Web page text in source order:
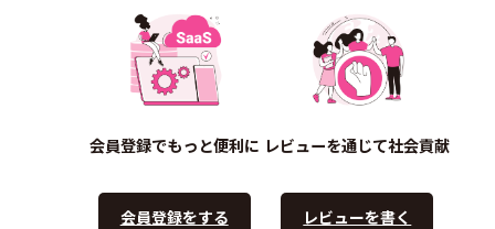
会員登録でもっと便利に
会員登録をする
レビューを通じて社会貢献
レビューを書く